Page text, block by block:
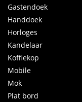
Gastendoek
Handdoek
Horloges
Kandelaar
Koffiekop
Mobile
Mok
Plat bord